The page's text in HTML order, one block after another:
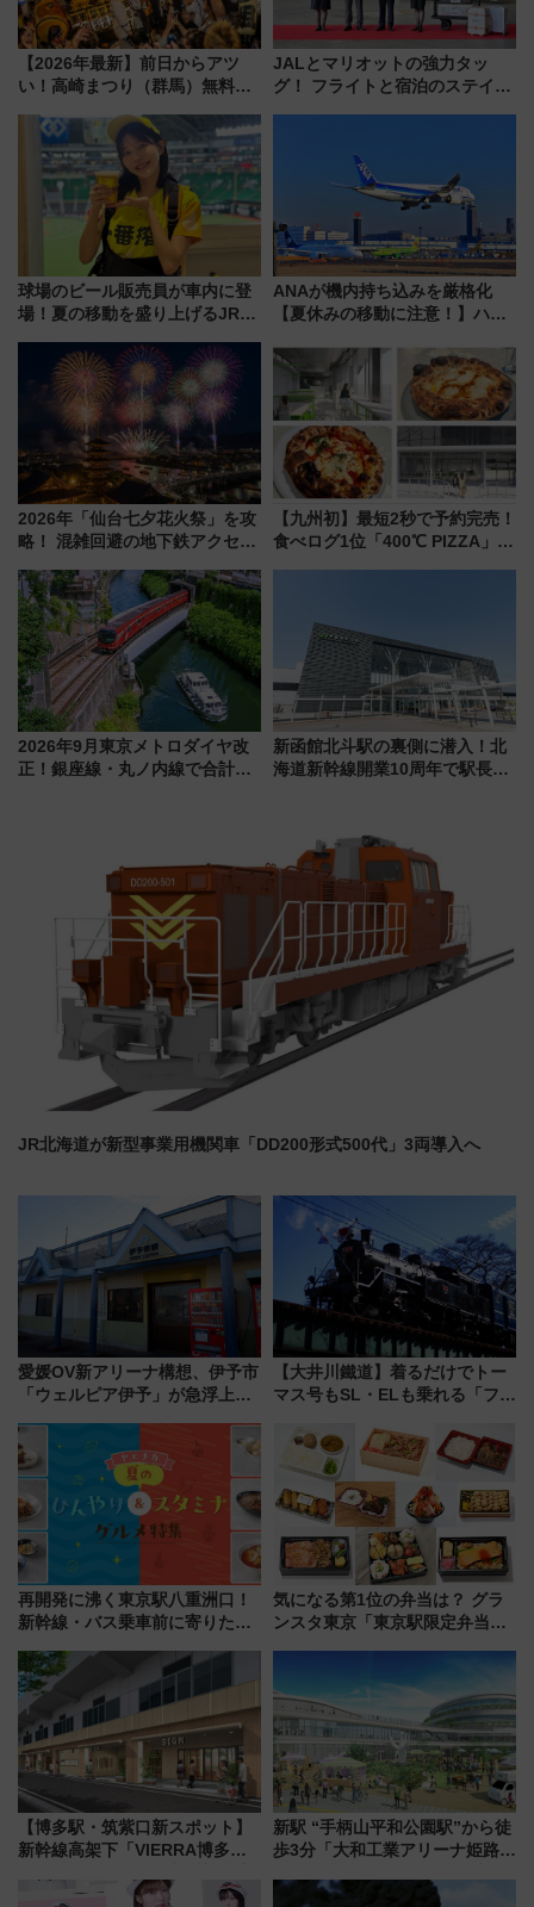
【2026年最新】前日からアツ
い！高崎まつり（群馬）無料観
しまで
JALとマリオットの強力タッ
グ！ フライトと宿泊のステイタ
る方法を解説
球場のビール販売員が車内に登
場！夏の移動を盛り上げるJR九
月7日限定 ソフトバンクホーク
スとコラボ
ANAが機内持ち込みを厳格化
【夏休みの移動に注意！】ハン
「身の回り品」新サイズ制限
(40×30×20cm)おさらい
2026年「仙台七夕花火祭」を攻
略！ 混雑回避の地下鉄アクセス
火前に楽しむ仙台観光ルートま
で解説！
【九州初】最短2秒で予約完売！
食べログ1位「400℃ PIZZA」が
2026年9月東京メトロダイヤ改
正！銀座線・丸ノ内線で合計
新函館北斗駅の裏側に潜入！北
海道新幹線開業10周年で駅長
JR北海道が新型事業用機関車「DD200形式500代」3両導入へ
愛媛OV新アリーナ構想、伊予市
「ウェルピア伊予」が急浮上！
で探る鉄道アクセスの未来
【大井川鐵道】着るだけでトー
マス号もSL・ELも乗れる「フリ
受注販売
再開発に沸く東京駅八重洲口！
新幹線・バス乗車前に寄りたい
やり＆スタミナグルメ」6選【新
店舗も！】
気になる第1位の弁当は？ グラ
ンスタ東京「東京駅限定弁当
【博多駅・筑紫口新スポット】
新幹線高架下「VIERRA博多テ
など注目の全6店舗 「博多活憩
新駅 “手柄山平和公園駅”から徒
歩3分「大和工業アリーナ姫路」
大相撲巡業など 豪華イベントと